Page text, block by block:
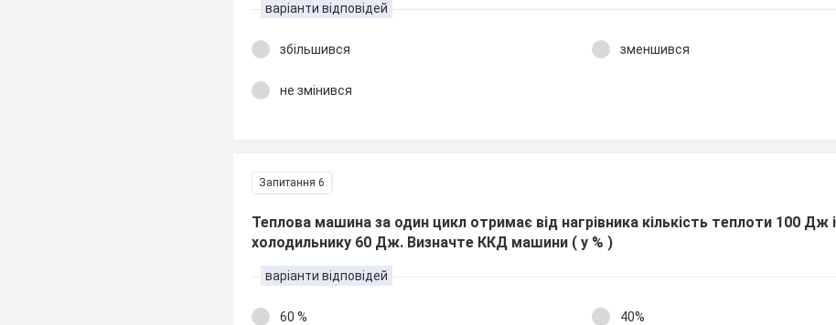
варіанти відповідей
збільшився зменшився
не змінився
Запитання 6
Теплова машина за один цикл отримає від нагрівника кількість теплоти 100 Дж
холодильнику 60 Дж. Визначте ККД машини ( у % )
варіанти відповідей
60 % 40%